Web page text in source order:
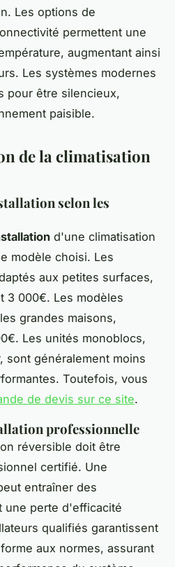
Les options de
permettent une
augmentant ainsi
Les systèmes modernes
pour être silencieux,
paisible.
de la climatisation
selon les
d'une climatisation
modèle choisi. Les
aux petites surfaces,
3 000€. Les modèles
grandes maisons,
Les unités monoblocs,
sont généralement moins
Toutefois, vous
de devis sur ce site.
professionnelle
réversible doit être
certifié. Une
entraîner des
une perte d'efficacité
qualifiés garantissent
aux normes, assurant